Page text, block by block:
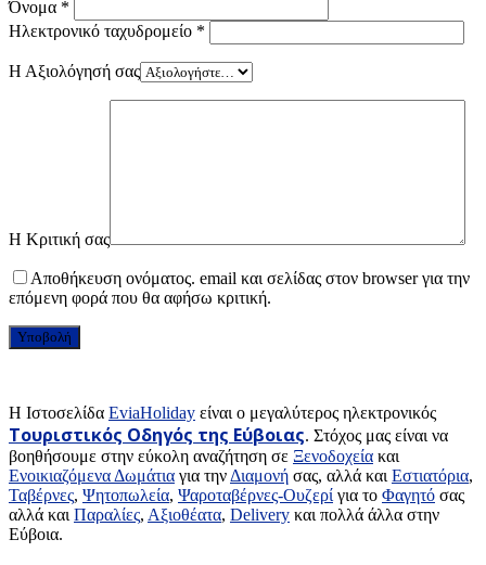
Όνομα *
Ηλεκτρονικό ταχυδρομείο *
Η Αξιολόγησή σας
Η Κριτική σας
Αποθήκευση ονόματος. email και σελίδας στον browser για την
επόμενη φορά που θα αφήσω κριτική.
H Ιστοσελίδα EviaHoliday είναι ο μεγαλύτερος ηλεκτρονικός
Τουριστικός Οδηγός της Εύβοιας. Στόχος μας είναι να
βοηθήσουμε στην εύκολη αναζήτηση σε Ξενοδοχεία και
Ενοικιαζόμενα Δωμάτια για την Διαμονή σας, αλλά και Εστιατόρια,
Ταβέρνες, Ψητοπωλεία, Ψαροταβέρνες-Ουζερί για το Φαγητό σας
αλλά και Παραλίες, Αξιοθέατα, Delivery και πολλά άλλα στην
Εύβοια.